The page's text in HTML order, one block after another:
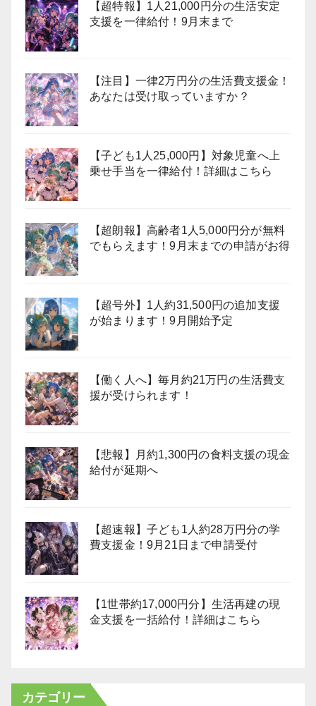
【超特報】1人21,000円分の生活安定
支援を一律給付！9月末まで
【注目】一律2万円分の生活費支援金！
あなたは受け取っていますか？
【子ども1人25,000円】対象児童へ上
乗せ手当を一律給付！詳細はこちら
【超朗報】高齢者1人5,000円分が無料
でもらえます！9月末までの申請がお得
【超号外】1人約31,500円の追加支援
が始まります！9月開始予定
【働く人へ】毎月約21万円の生活費支
援が受けられます！
【悲報】月約1,300円の食料支援の現金
給付が延期へ
【超速報】子ども1人約28万円分の学
費支援金！9月21日まで申請受付
【1世帯約17,000円分】生活再建の現
金支援を一括給付！詳細はこちら
カテゴリー